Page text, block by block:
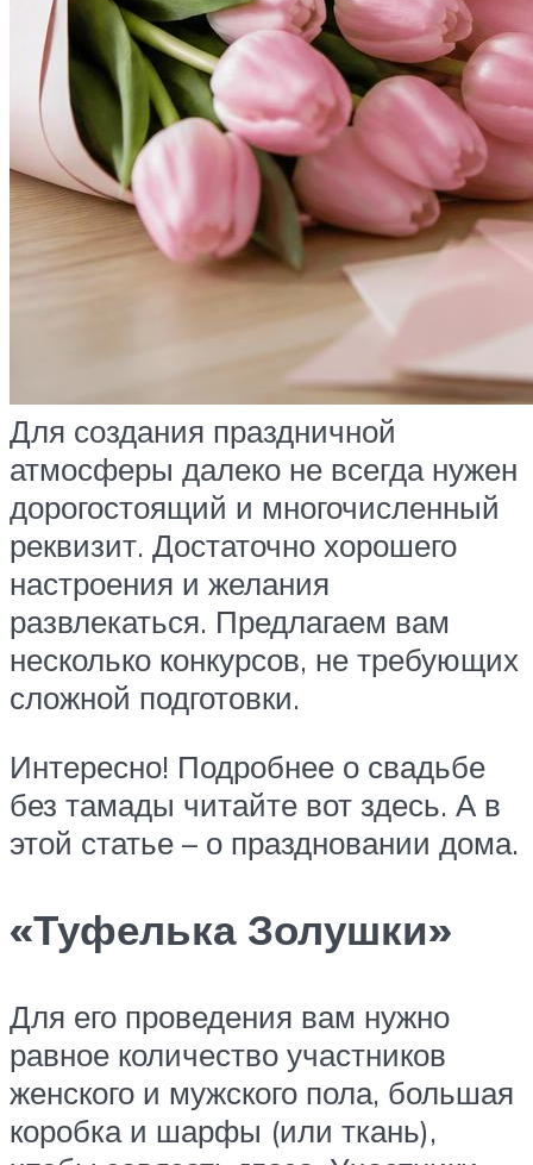
Для создания праздничной
атмосферы далеко не всегда нужен
дорогостоящий и многочисленный
реквизит. Достаточно хорошего
настроения и желания
развлекаться. Предлагаем вам
несколько конкурсов, не требующих
сложной подготовки.
Интересно! Подробнее о свадьбе
без тамады читайте вот здесь. А в
этой статье – о праздновании дома.
«Туфелька Золушки»
Для его проведения вам нужно
равное количество участников
женского и мужского пола, большая
коробка и шарфы (или ткань),